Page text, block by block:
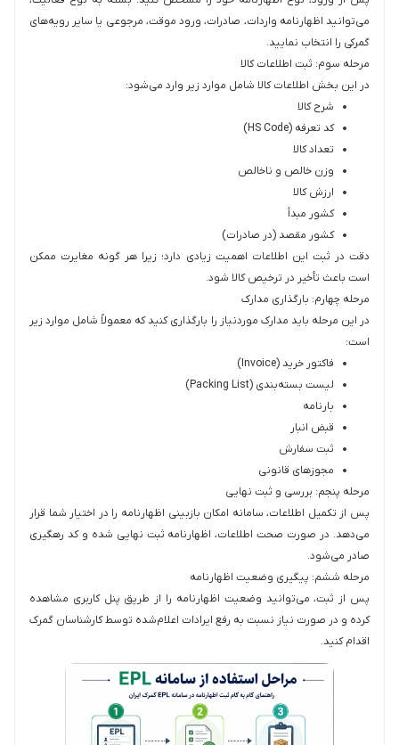
می‌توانید اظهارنامه واردات، صادرات، ورود موقت، مرجوعی یا سایر رویه‌های
گمرکی را انتخاب نمایید.
مرحله سوم: ثبت اطلاعات کالا
در این بخش اطلاعات کالا شامل موارد زیر وارد می‌شود:
شرح کالا
کد تعرفه (HS Code)
تعداد کالا
وزن خالص و ناخالص
ارزش کالا
کشور مبدأ
کشور مقصد (در صادرات)
دقت در ثبت این اطلاعات اهمیت زیادی دارد؛ زیرا هر گونه مغایرت ممکن
است باعث تأخیر در ترخیص کالا شود.
مرحله چهارم: بارگذاری مدارک
در این مرحله باید مدارک موردنیاز را بارگذاری کنید که معمولاً شامل موارد زیر
است:
فاکتور خرید (Invoice)
لیست بسته‌بندی (Packing List)
بارنامه
قبض انبار
ثبت سفارش
مجوزهای قانونی
مرحله پنجم: بررسی و ثبت نهایی
پس از تکمیل اطلاعات، سامانه امکان بازبینی اظهارنامه را در اختیار شما قرار
می‌دهد. در صورت صحت اطلاعات، اظهارنامه ثبت نهایی شده و کد رهگیری
صادر می‌شود.
مرحله ششم: پیگیری وضعیت اظهارنامه
پس از ثبت، می‌توانید وضعیت اظهارنامه را از طریق پنل کاربری مشاهده
کرده و در صورت نیاز نسبت به رفع ایرادات اعلام‌شده توسط کارشناسان گمرک
اقدام کنید.